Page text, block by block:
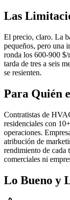
Las
El precio, claro. La
pequeños, pero una
ronda los 600-900
tarda de tres a seis
se resienten.
Para Quién
Contratistas de
residenciales con
operaciones.
atribución de
rendimiento de cada
comerciales ni
Lo Bueno y